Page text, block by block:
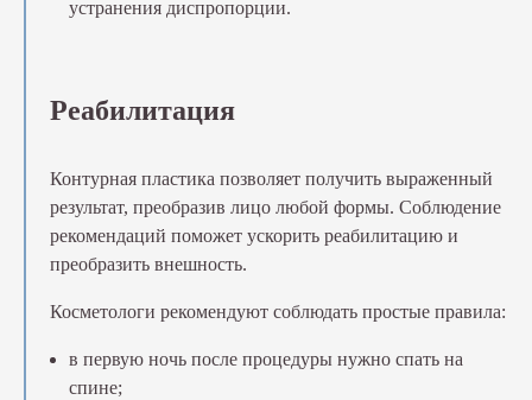
устранения диспропорции.
Реабилитация
Контурная пластика позволяет получить выраженный
результат, преобразив лицо любой формы. Соблюдение
рекомендаций поможет ускорить реабилитацию и
преобразить внешность.
Косметологи рекомендуют соблюдать простые правила:
в первую ночь после процедуры нужно спать на
спине;